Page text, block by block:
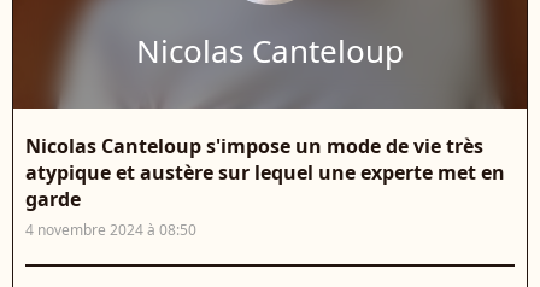
Nicolas Canteloup
Nicolas Canteloup s'impose un mode de vie très
atypique et austère sur lequel une experte met en
garde
4 novembre 2024 à 08:50